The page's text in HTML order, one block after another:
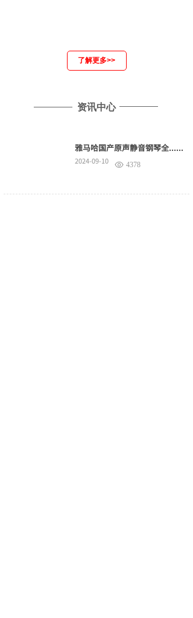
了解更多>>
资讯中心
雅马哈国产原声静音钢琴全......
2024-09-10 4378